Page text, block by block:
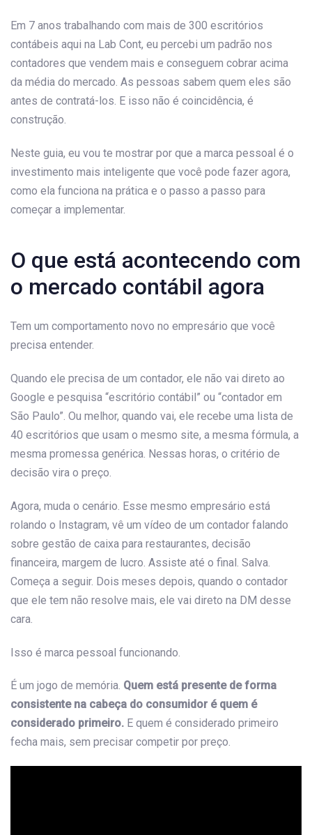
Em 7 anos trabalhando com mais de 300 escritórios
contábeis aqui na Lab Cont, eu percebi um padrão nos
contadores que vendem mais e conseguem cobrar acima
da média do mercado. As pessoas sabem quem eles são
antes de contratá-los. E isso não é coincidência, é
construção.
Neste guia, eu vou te mostrar por que a marca pessoal é o
investimento mais inteligente que você pode fazer agora,
como ela funciona na prática e o passo a passo para
começar a implementar.
O que está acontecendo com
o mercado contábil agora
Tem um comportamento novo no empresário que você
precisa entender.
Quando ele precisa de um contador, ele não vai direto ao
Google e pesquisa “escritório contábil” ou “contador em
São Paulo”. Ou melhor, quando vai, ele recebe uma lista de
40 escritórios que usam o mesmo site, a mesma fórmula, a
mesma promessa genérica. Nessas horas, o critério de
decisão vira o preço.
Agora, muda o cenário. Esse mesmo empresário está
rolando o Instagram, vê um vídeo de um contador falando
sobre gestão de caixa para restaurantes, decisão
financeira, margem de lucro. Assiste até o final. Salva.
Começa a seguir. Dois meses depois, quando o contador
que ele tem não resolve mais, ele vai direto na DM desse
cara.
Isso é marca pessoal funcionando.
É um jogo de memória. Quem está presente de forma
consistente na cabeça do consumidor é quem é
considerado primeiro. E quem é considerado primeiro
fecha mais, sem precisar competir por preço.